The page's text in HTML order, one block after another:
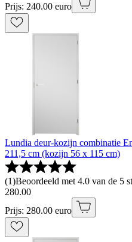
Prijs: 240.00 euro
Lundia deur-kozijn combinatie
211,5 cm (kozijn 56 x 115 cm)
(1)Beoordeeld met 4.0 van de 5
280.00
Prijs: 280.00 euro